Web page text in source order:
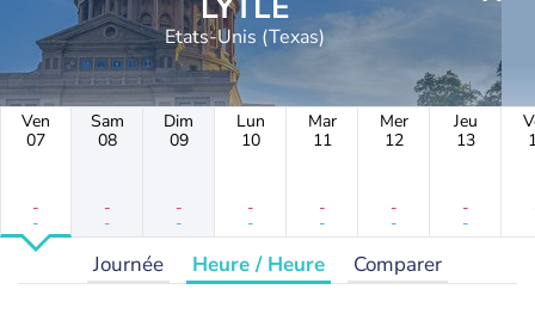
Etats-Unis (Texas)
Ven
07
-
-
Sam
08
-
-
Dim
09
-
-
Lun
10
-
-
Mar
11
-
-
Mer
12
-
-
Jeu
13
-
-
Journée Heure / Heure Comparer